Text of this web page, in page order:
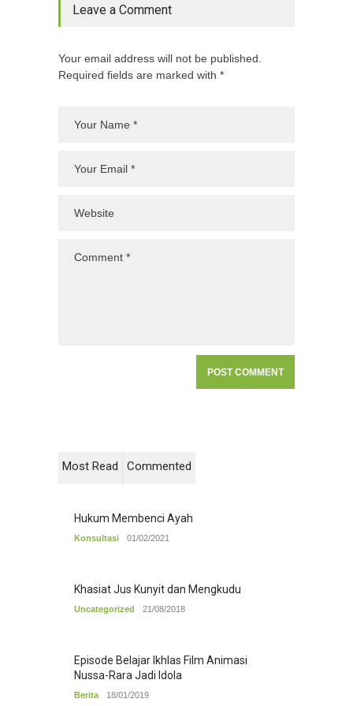
Leave a Comment
Your email address will not be published.
Required fields are marked with *
Most Read Commented
Hukum Membenci Ayah
Konsultasi 01/02/2021
Khasiat Jus Kunyit dan Mengkudu
Uncategorized 21/08/2018
Episode Belajar Ikhlas Film Animasi
Nussa-Rara Jadi Idola
Berita 18/01/2019